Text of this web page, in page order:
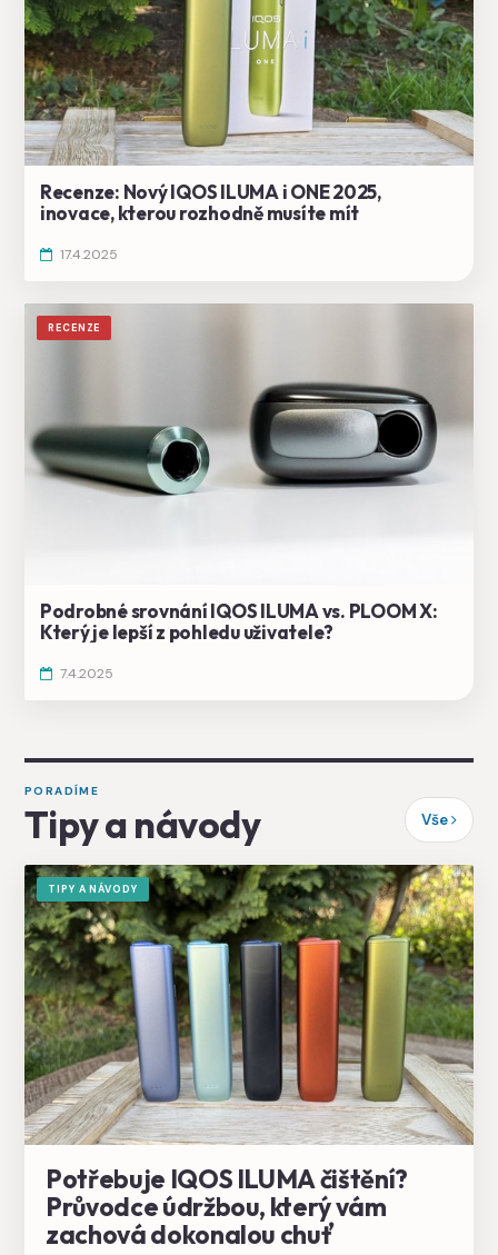
Recenze: Nový IQOS ILUMA i ONE 2025,
inovace, kterou rozhodně musíte mít
17.4.2025
RECENZE
Podrobné srovnání IQOS ILUMA vs. PLOOM X:
Který je lepší z pohledu uživatele?
7.4.2025
PORADÍME
Tipy a návody Vše
TIPY A NÁVODY
Potřebuje IQOS ILUMA čištění?
Průvodce údržbou, který vám
zachová dokonalou chuť